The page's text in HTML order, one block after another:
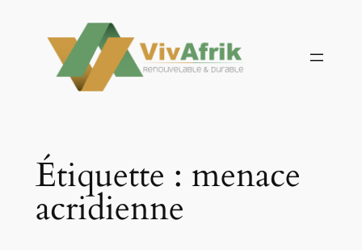
contenu
Étiquette : menace
acridienne